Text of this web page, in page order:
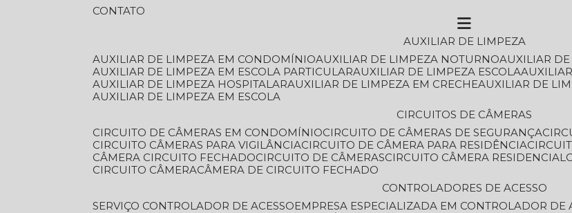
CONTATO
AUXILIAR DE LIMPEZA
AUXILIAR DE LIMPEZA EM CONDOMÍNIO
AUXILIAR DE LIMPEZA NOTURNO
AUXILIAR
AUXILIAR DE LIMPEZA EM ESCOLA PARTICULAR
AUXILIAR DE LIMPEZA ESCOLA
AUXILIAR DE LIMPEZA HOSPITALAR
AUXILIAR DE LIMPEZA EM CRECHE
AUXILIAR DE
AUXILIAR DE LIMPEZA EM ESCOLA
CIRCUITOS DE CÂMERAS
CIRCUITO DE CÂMERAS EM CONDOMÍNIO
CIRCUITO DE CÂMERAS DE SEGURANÇA
CIRCUITO CÂMERAS PARA VIGILÂNCIA
CIRCUITO DE CÂMERA PARA RESIDÊNCIA
CÂMERA CIRCUITO FECHADO
CIRCUITO DE CÂMERAS CIRCUITO CÂMERA RESIDENCIAL
CIRCUITO CÂMERA
CÂMERA DE CIRCUITO FECHADO
CONTROLADORES DE ACESSO
SERVIÇO CONTROLADOR DE ACESSO
EMPRESA ESPECIALIZADA EM CONTROLADOR DE